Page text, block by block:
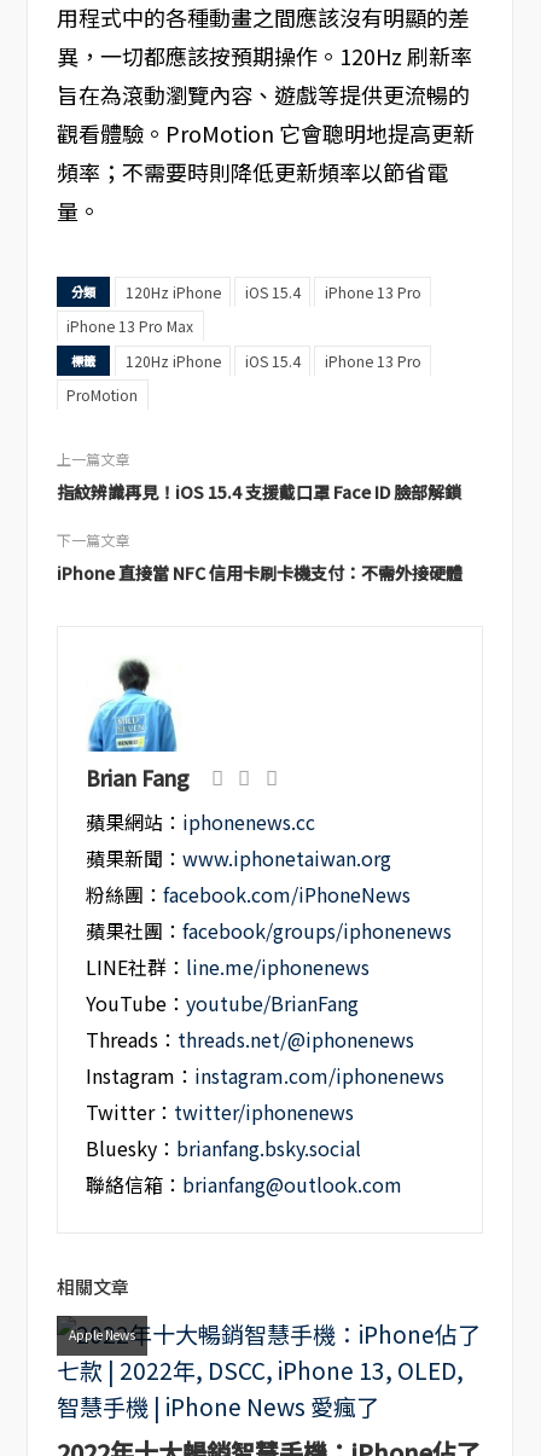
用程式中的各種動畫之間應該沒有明顯的差
異，一切都應該按預期操作。120Hz 刷新率
旨在為滾動瀏覽內容、遊戲等提供更流暢的
觀看體驗。ProMotion 它會聰明地提高更新
頻率；不需要時則降低更新頻率以節省電
量。
分類 120Hz iPhone iOS 15.4
iPhone 13 Pro
iPhone 13 Pro Max
標籤 120Hz iPhone iOS 15.4
iPhone 13 Pro
ProMotion
上一篇文章
指紋辨識再見！iOS 15.4 支援戴口罩 Face ID 臉部解鎖
下一篇文章
iPhone 直接當 NFC 信用卡刷卡機支付：不需外接硬體
Brian Fang
蘋果網站： iphonenews.cc
蘋果新聞：www.iphonetaiwan.org
粉絲團：facebook.com/iPhoneNews
蘋果社團：facebook/groups/iphonenews
LINE社群： line.me/iphonenews
YouTube：youtube/BrianFang
Threads： threads.net/@iphonenews
Instagram： instagram.com/iphonenews
Twitter： twitter/iphonenews
Bluesky： brianfang.bsky.social
聯絡信箱： brianfang@outlook.com
相關文章
Apple News